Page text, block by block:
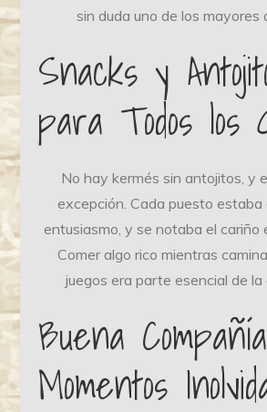
sin duda uno de los mayores
Snacks y
para Todos los
No hay kermés sin antojitos, y
excepción. Cada puesto
entusiasmo, y se notaba el cariño
Comer algo rico mientras
juegos era parte esencial de la
Buena
Momentos